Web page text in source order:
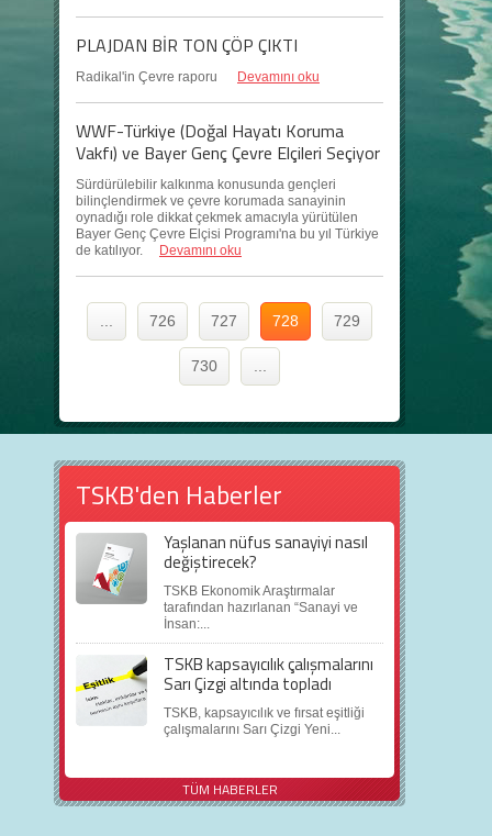
PLAJDAN BİR TON ÇÖP ÇIKTI
Radikal'in Çevre raporu Devamını oku
WWF-Türkiye (Doğal Hayatı Koruma
Vakfı) ve Bayer Genç Çevre Elçileri Seçiyor
Sürdürülebilir kalkınma konusunda gençleri
bilinçlendirmek ve çevre korumada sanayinin
oynadığı role dikkat çekmek amacıyla yürütülen
Bayer Genç Çevre Elçisi Programı'na bu yıl Türkiye
de katılıyor.
Devamını oku
726 727 728 729
730
TSKB'den Haberler
Yaşlanan nüfus sanayiyi nasıl
değiştirecek?
TSKB Ekonomik Araştırmalar
tarafından hazırlanan “Sanayi ve
İnsan:...
TSKB kapsayıcılık çalışmalarını
Sarı Çizgi altında topladı
TSKB, kapsayıcılık ve fırsat eşitliği
çalışmalarını Sarı Çizgi Yeni...
TÜM HABERLER